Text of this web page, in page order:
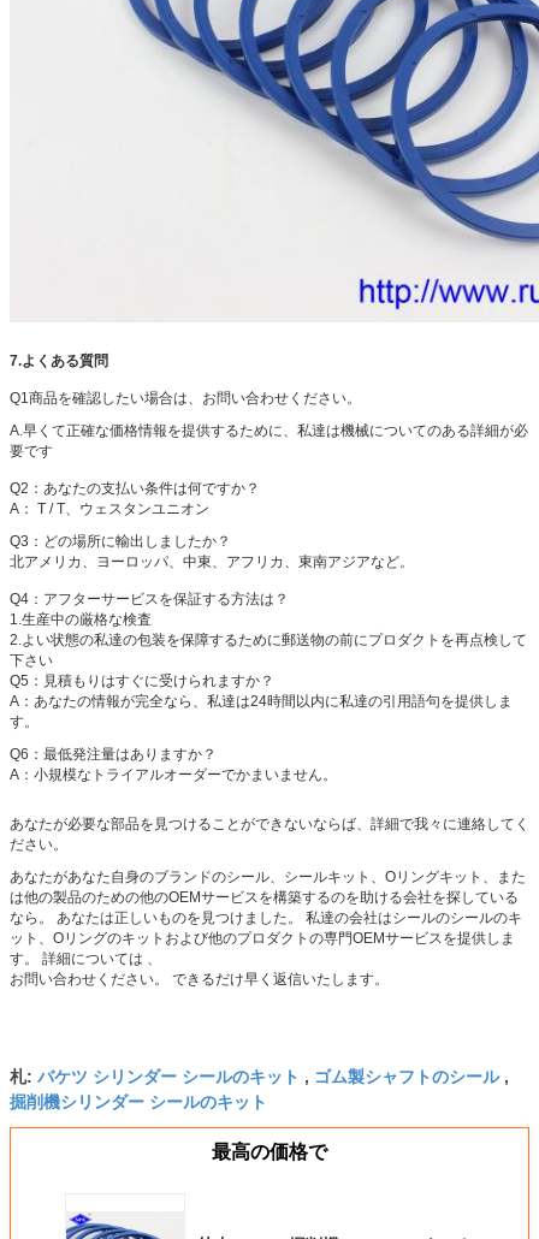
7.よくある質問
Q1商品を確認したい場合は、お問い合わせください。
A.早くて正確な価格情報を提供するために、私達は機械についてのある詳細が必
要です
Q2：あなたの支払い条件は何ですか？
A： T / T、ウェスタンユニオン
Q3： どの場所に輸出しましたか？
北アメリカ、ヨーロッパ、中東、アフリカ、東南アジアなど。
Q4： アフターサービスを保証する方法は？
1.生産中の厳格な検査
2.よい状態の私達の包装を保障するために郵送物の前にプロダクトを再点検して
下さい
Q5：見積もりはすぐに受けられますか？
A：あなたの情報が完全なら、私達は24時間以内に私達の引用語句を提供しま
す。
Q6：最低発注量はありますか？
A：小規模なトライアルオーダーでかまいません。
あなたが必要な部品を見つけることができないならば、詳細で我々に連絡してく
ださい。
あなたがあなた自身のブランドのシール、シールキット、Oリングキット、また
は他の製品のための他のOEMサービスを構築するのを助ける会社を探している
なら。
あなたは正しいものを見つけました。
私達の会社はシールのシールのキ
ット、Oリングのキットおよび他のプロダクトの専門OEMサービスを提供しま
す。
詳細については 、
お問い合わせください。
できるだけ早く返信いたします。
札: バケツ シリンダー シールのキット , ゴム製シャフトのシール,
掘削機シリンダー シールのキット
最高の価格で